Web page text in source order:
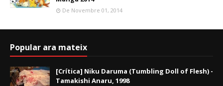
De Novembre 01, 2014
Popular ara mateix
[Crítica] Niku Daruma (Tumbling Doll of Flesh) -
Tamakishi Anaru, 1998